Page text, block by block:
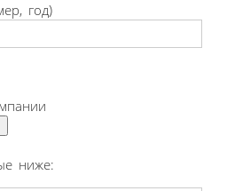
год)
ниже: